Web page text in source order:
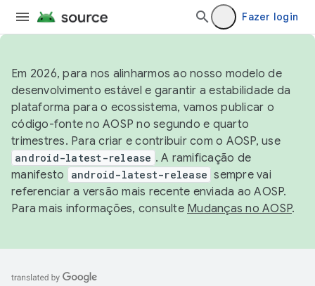
Fazer login
Em 2026, para nos alinharmos ao nosso modelo de
desenvolvimento estável e garantir a estabilidade da
plataforma para o ecossistema, vamos publicar o
código-fonte no AOSP no segundo e quarto
trimestres. Para criar e contribuir com o AOSP, use
android-latest-release . A ramificação de
manifesto
android-latest-release sempre vai
referenciar a versão mais recente enviada ao AOSP.
Para mais informações, consulte Mudanças no AOSP.